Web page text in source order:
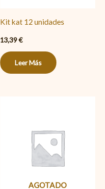
Kit kat 12 unidades
13,39€
Leer Más
AGOTADO